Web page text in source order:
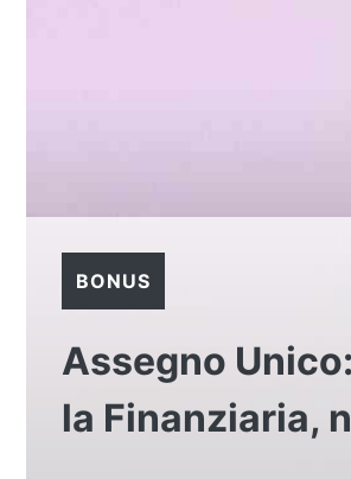
BONUS
Assegno
la Finanziaria,